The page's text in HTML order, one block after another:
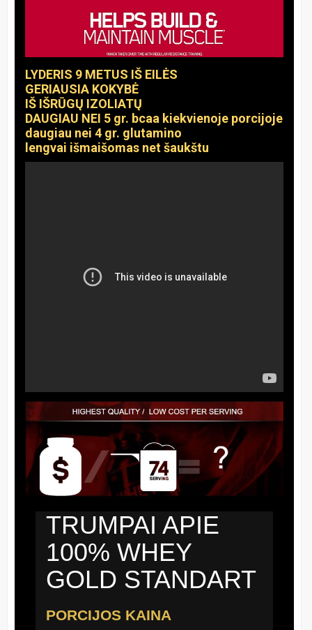
LYDERIS 9 METUS IŠ EILĖS
GERIAUSIA KOKYBĖ
IŠ IŠRŪGŲ IZOLIATŲ
DAUGIAU NEI 5 gr. bcaa kiekvienoje porcijoje
daugiau nei 4 gr. glutamino
lengvai išmaišomas net šaukštu
TRUMPAI APIE
100% WHEY
GOLD STANDART
PORCIJOS KAINA